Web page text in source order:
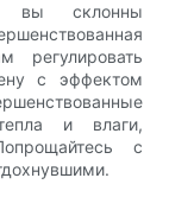
вы склонны
регулировать
с эффектом
и влаги,
с